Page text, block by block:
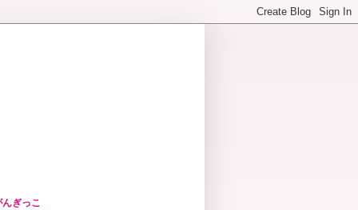
んぎっこ